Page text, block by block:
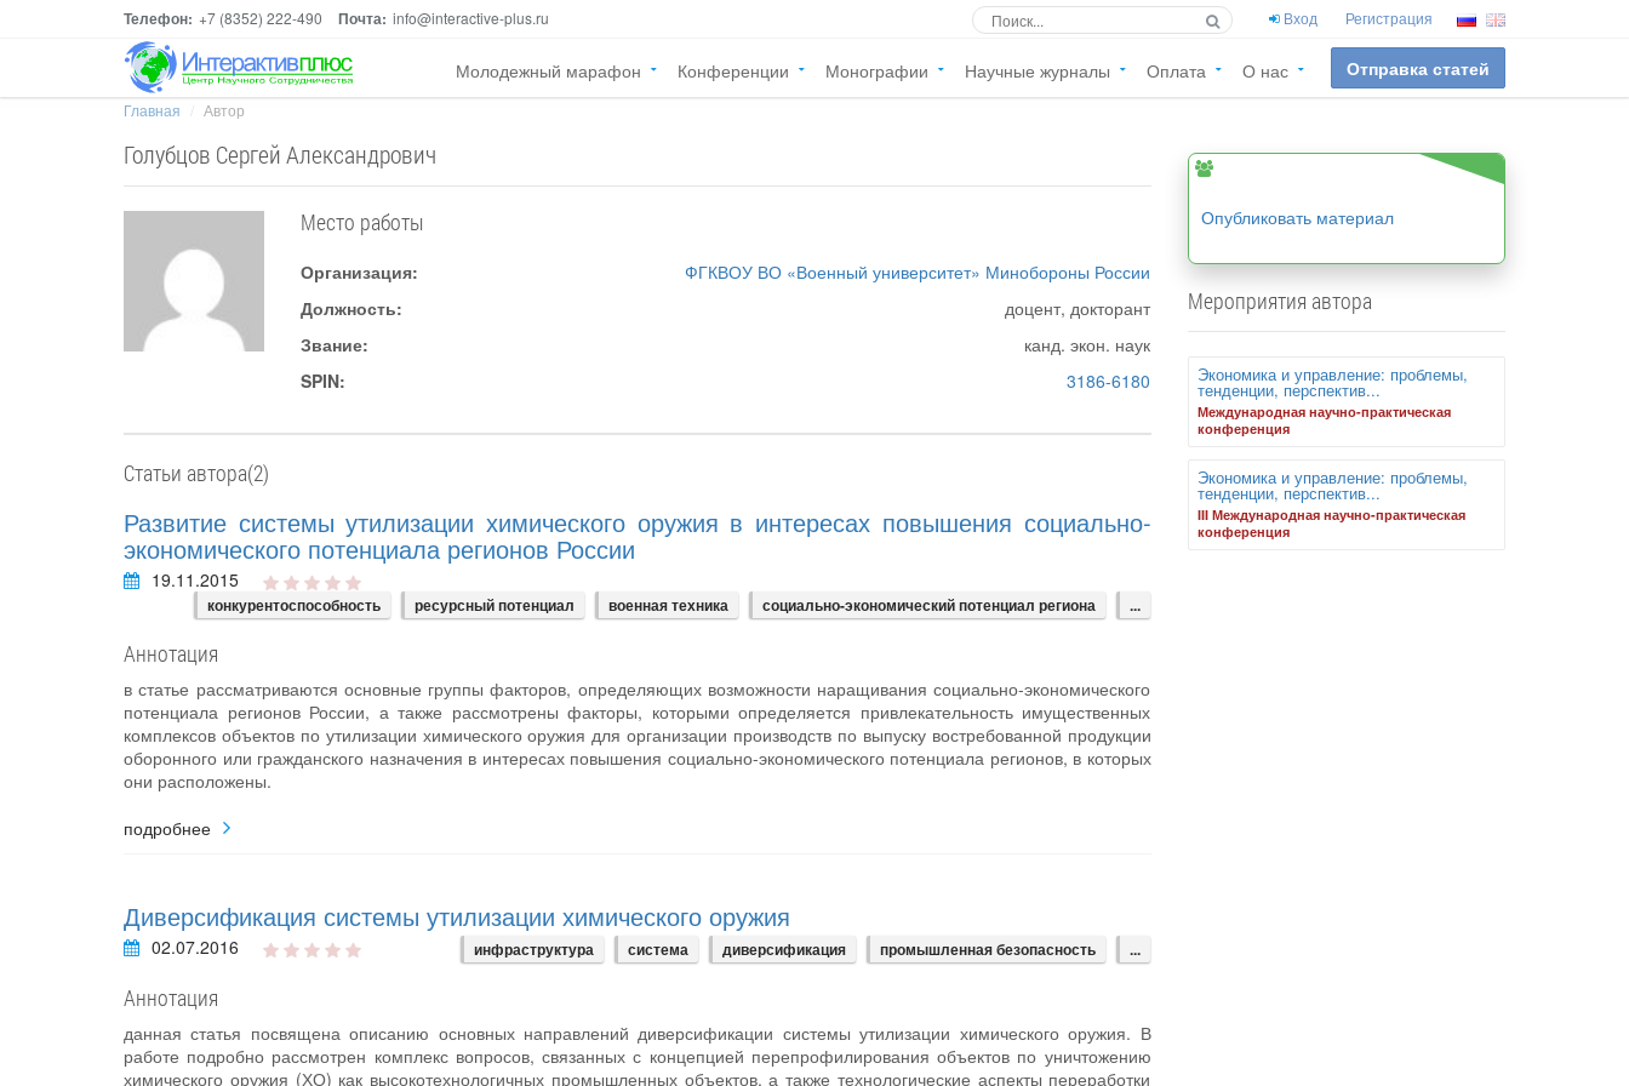
Телефон: +7 (8352) 222-490 Почта: info@interactive-plus.ru Вход Регистрация
Молодежный марафон Конференции Монографии Научные журналы Оплата О нас Отправка статей
Главная Автор
Голубцов Сергей Александрович
Место работы
Организация:
ФГКВОУ ВО «Военный университет» Минобороны России
Должность:
доцент, докторант
Звание:
канд. экон. наук
SPIN:
3186-6180
Статьи автора(2)
Развитие системы утилизации химического оружия в интересах повышения социально-
экономического потенциала регионов России
19.11.2015
конкурентоспособность ресурсный потенциал военная техника социально-экономический потенциал региона ...
Аннотация
в статье рассматриваются основные группы факторов, определяющих возможности наращивания социально-экономического
потенциала регионов России, а также рассмотрены факторы, которыми определяется привлекательность имущественных
комплексов объектов по утилизации химического оружия для организации производств по выпуску востребованной продукции
оборонного или гражданского назначения в интересах повышения социально-экономического потенциала регионов, в которых
они расположены.
подробнее
Диверсификация системы утилизации химического оружия
02.07.2016 инфраструктура система диверсификация промышленная безопасность ...
Аннотация
данная статья посвящена описанию основных направлений диверсификации системы утилизации химического оружия. В
работе подробно рассмотрен комплекс вопросов, связанных с концепцией перепрофилирования объектов по уничтожению
химического оружия (ХО) как высокотехнологичных промышленных объектов, а также технологические аспекты переработки
Опубликовать материал
Мероприятия автора
Экономика и управление: проблемы,
тенденции, перспектив...
Международная научно-практическая
конференция
Экономика и управление: проблемы,
тенденции, перспектив...
III Международная научно-практическая
конференция